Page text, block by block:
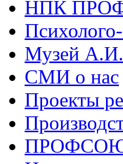
НПК
Музей
СМИ о нас
Проекты